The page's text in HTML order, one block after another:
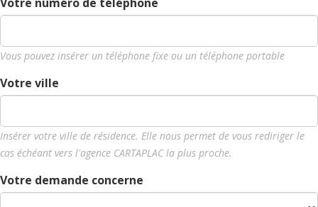
Vous pouvez insérer un téléphone fixe ou un téléphone portable
Votre ville
Insérer votre ville de résidence. Elle nous permet de vous rediriger le
cas échéant vers l'agence CARTAPLAC la plus proche.
Votre demande concerne